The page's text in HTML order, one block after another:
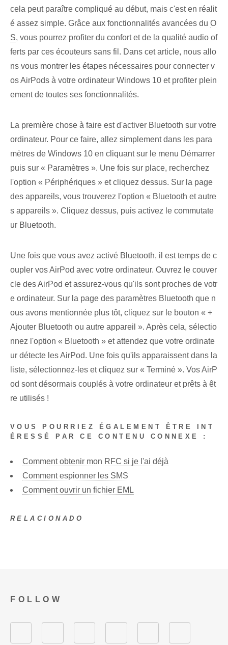
cela peut paraître compliqué au début, mais c'est en réalit
é assez simple. Grâce aux fonctionnalités avancées du O
S, vous pourrez profiter du confort et de la qualité audio of
ferts par ces écouteurs sans fil. Dans cet article, nous allo
ns vous montrer les étapes nécessaires pour connecter v
os AirPods à votre ordinateur Windows 10 et profiter plein
ement de toutes ses fonctionnalités.
La première chose à faire est d'activer Bluetooth sur votre
ordinateur. Pour ce faire, allez simplement dans les para
mètres de Windows 10 en cliquant sur le menu Démarrer
puis sur « Paramètres ». Une fois sur place, recherchez
l'option « Périphériques » et cliquez dessus. Sur la page
des appareils, vous trouverez l'option « Bluetooth et autre
s appareils ». ‌Cliquez dessus⁤, puis activez le‍ commutate
ur Bluetooth.
Une fois que vous avez activé Bluetooth, il est temps de c
oupler vos AirPod avec votre ordinateur. Ouvrez le couver
cle des AirPod et assurez-vous qu'ils sont proches de votr
e ordinateur. Sur la page des paramètres Bluetooth que n
ous avons mentionnée plus tôt, cliquez sur le bouton « +⁢
Ajouter Bluetooth ou autre appareil ». Après cela, sélectio
nnez l'option « Bluetooth » et attendez que votre ordinate
ur détecte les AirPod. Une fois qu'ils apparaissent dans la
liste, sélectionnez-les et cliquez sur « Terminé ». Vos AirP
od sont désormais couplés à votre ordinateur et prêts à êt
re utilisés !
VOUS POURRIEZ ÉGALEMENT ÊTRE INT
ÉRESSÉ PAR CE CONTENU CONNEXE :
Comment obtenir mon RFC si je l'ai déjà
Comment espionner les SMS
Comment ouvrir un fichier EML
RELACIONADO
FOLLOW